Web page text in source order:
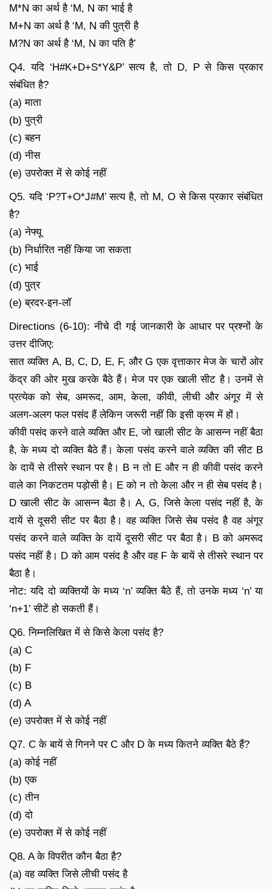
M*N का अर्थ है ‘M, N का भाई है
M+N का अर्थ है ‘M, N की पुत्री है
M?N का अर्थ है ‘M, N का पति है’
Q4. यदि ‘H#K+D+S*Y&P’ सत्य है, तो D, P से किस प्रकार
संबंधित है?
(a) माता
(b) पुत्री
(c) बहन
(d) नीस
(e) उपरोक्त में से कोई नहीं
Q5. यदि ‘P?T+O*J#M’ सत्य है, तो M, O से किस प्रकार संबंधित
है?
(a) नेफ्यू
(b) निर्धारित नहीं किया जा सकता
(c) भाई
(d) पुत्र
(e) ब्रदर-इन-लॉ
Directions (6-10): नीचे दी गई जानकारी के आधार पर प्रश्नों के
उत्तर दीजिए:
सात व्यक्ति A, B, C, D, E, F, और G एक वृत्ताकार मेज के चारों ओर
केंद्र की ओर मुख करके बैठे हैं। मेज पर एक खाली सीट है। उनमें से
प्रत्येक को सेब, अमरूद, आम, केला, कीवी, लीची और अंगूर में से
अलग-अलग फल पसंद हैं लेकिन जरूरी नहीं कि इसी क्रम में हों।
कीवी पसंद करने वाले व्यक्ति और E, जो खाली सीट के आसन्न नहीं बैठा
है, के मध्य दो व्यक्ति बैठे हैं। केला पसंद करने वाले व्यक्ति की सीट B
के दायें से तीसरे स्थान पर है। B न तो E और न ही कीवी पसंद करने
वाले का निकटतम पड़ोसी है। E को न तो केला और न ही सेब पसंद है।
D खाली सीट के आसन्न बैठा है। A, G, जिसे केला पसंद नहीं है, के
दायें से दूसरी सीट पर बैठा है। वह व्यक्ति जिसे सेब पसंद है वह अंगूर
पसंद करने वाले व्यक्ति के दायें दूसरी सीट पर बैठा है। B को अमरूद
पसंद नहीं है। D को आम पसंद है और वह F के बायें से तीसरे स्थान पर
बैठा है।
नोट: यदि दो व्यक्तियों के मध्य ‘n’ व्यक्ति बैठे हैं, तो उनके मध्य ‘n’ या
‘n+1’ सीटें हो सकती हैं।
Q6. निम्नलिखित में से किसे केला पसंद है?
(a) C
(b) F
(c) B
(d) A
(e) उपरोक्त में से कोई नहीं
Q7. C के बायें से गिनने पर C और D के मध्य कितने व्यक्ति बैठे हैं?
(a) कोई नहीं
(b) एक
(c) तीन
(d) दो
(e) उपरोक्त में से कोई नहीं
Q8. A के विपरीत कौन बैठा है?
(a) वह व्यक्ति जिसे लीची पसंद है